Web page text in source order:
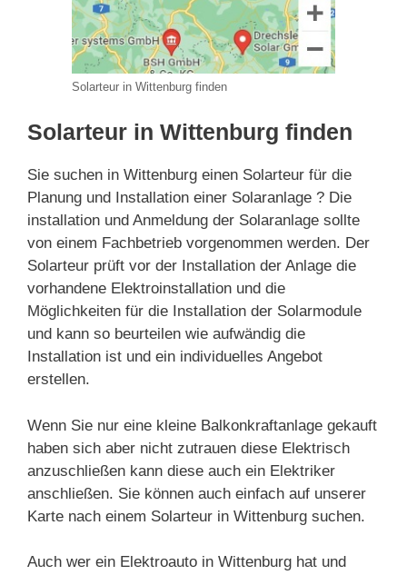
Solarteur in Wittenburg finden
Solarteur in Wittenburg finden
Sie suchen in Wittenburg einen Solarteur für die
Planung und Installation einer Solaranlage ? Die
installation und Anmeldung der Solaranlage sollte
von einem Fachbetrieb vorgenommen werden. Der
Solarteur prüft vor der Installation der Anlage die
vorhandene Elektroinstallation und die
Möglichkeiten für die Installation der Solarmodule
und kann so beurteilen wie aufwändig die
Installation ist und ein individuelles Angebot
erstellen.
Wenn Sie nur eine kleine Balkonkraftanlage gekauft
haben sich aber nicht zutrauen diese Elektrisch
anzuschließen kann diese auch ein Elektriker
anschließen. Sie können auch einfach auf unserer
Karte nach einem Solarteur in Wittenburg suchen.
Auch wer ein Elektroauto in Wittenburg hat und